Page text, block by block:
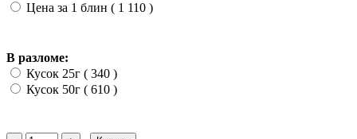
Цена за 1 блин ( 1 110 )
В разломе:
Кусок 25г ( 340 )
Кусок 50г ( 610 )